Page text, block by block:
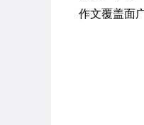
作文覆盖面广